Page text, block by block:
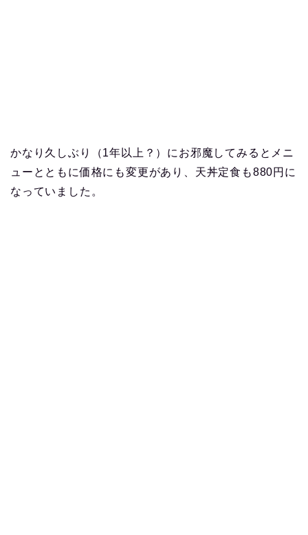
かなり久しぶり（1年以上？）にお邪魔してみるとメニ
ューとともに価格にも変更があり、天丼定食も880円に
なっていました。